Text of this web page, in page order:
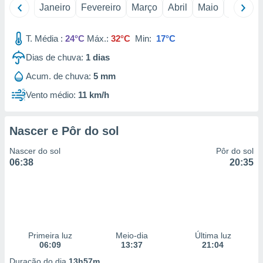
utilizar
criar
da
dos
melhorar
dados
Janeiro Fevereiro Março Abril Maio Junho
T. Média : 24°C Máx.: 32°C Min: 17°C
Dias de chuva: 1 dias
Acum. de chuva: 5 mm
Vento médio: 11 km/h
Nascer e Pôr do sol
Nascer do sol
06:38
Pôr do sol
20:35
Primeira luz
06:09
Meio-dia
13:37
Última luz
21:04